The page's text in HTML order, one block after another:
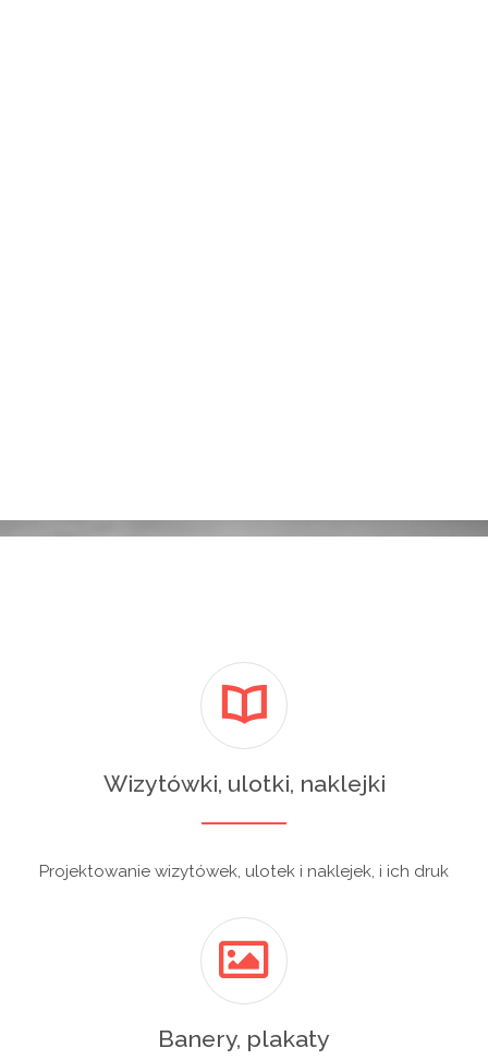
Wizytówki, ulotki, naklejki
Projektowanie wizytówek, ulotek i naklejek, i ich druk
Banery, plakaty